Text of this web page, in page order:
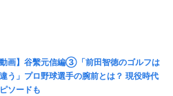
動画】谷繫元信編③「前田智徳のゴルフは
う」プロ野球選手の腕前とは？ 現役時代
ソードも